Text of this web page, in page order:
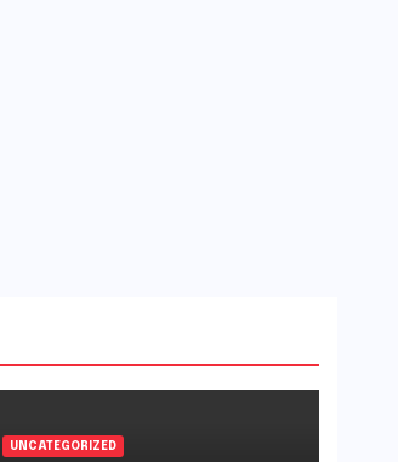
UNCATEGORIZED